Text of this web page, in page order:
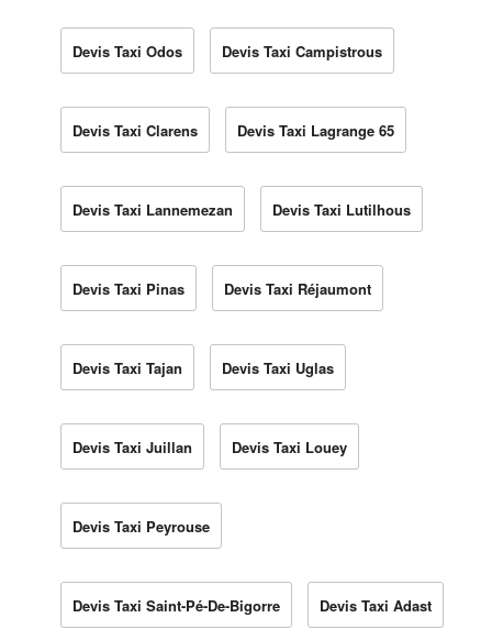
Devis Taxi Odos Devis Taxi Campistrous
Devis Taxi Clarens Devis Taxi Lagrange 65
Devis Taxi Lannemezan Devis Taxi Lutilhous
Devis Taxi Pinas Devis Taxi Réjaumont
Devis Taxi Tajan Devis Taxi Uglas
Devis Taxi Juillan Devis Taxi Louey
Devis Taxi Peyrouse
Devis Taxi Saint-Pé-De-Bigorre Devis Taxi Adast